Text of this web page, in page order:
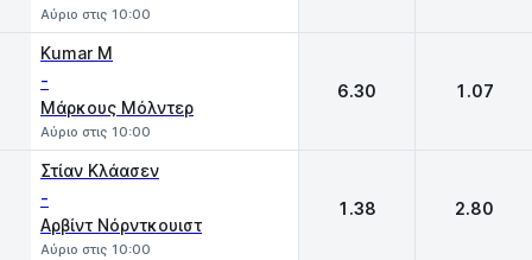
Αύριο στις 10:00
Kumar M
-
Μάρκους Μόλντερ
Αύριο στις 10:00
6.30 1.07
Στίαν Κλάασεν
-
Αρβίντ Νόρντκουιστ
Αύριο στις 10:00
1.38 2.80